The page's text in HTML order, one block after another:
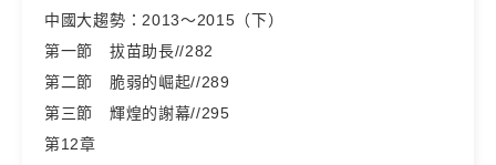
中國大趨勢：2013～2015（下）
第一節 拔苗助長//282
第二節 脆弱的崛起//289
第三節 輝煌的謝幕//295
第12章